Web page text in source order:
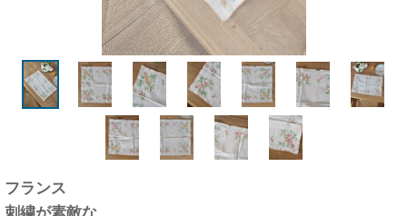
フランス
刺繍が素敵な